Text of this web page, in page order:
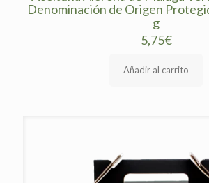
Denominación de Origen
g
5,75€
Añadir al carrito